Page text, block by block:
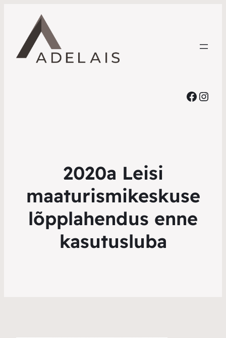
2020a Leisi
maaturismikeskuse
lõpplahendus enne
kasutusluba